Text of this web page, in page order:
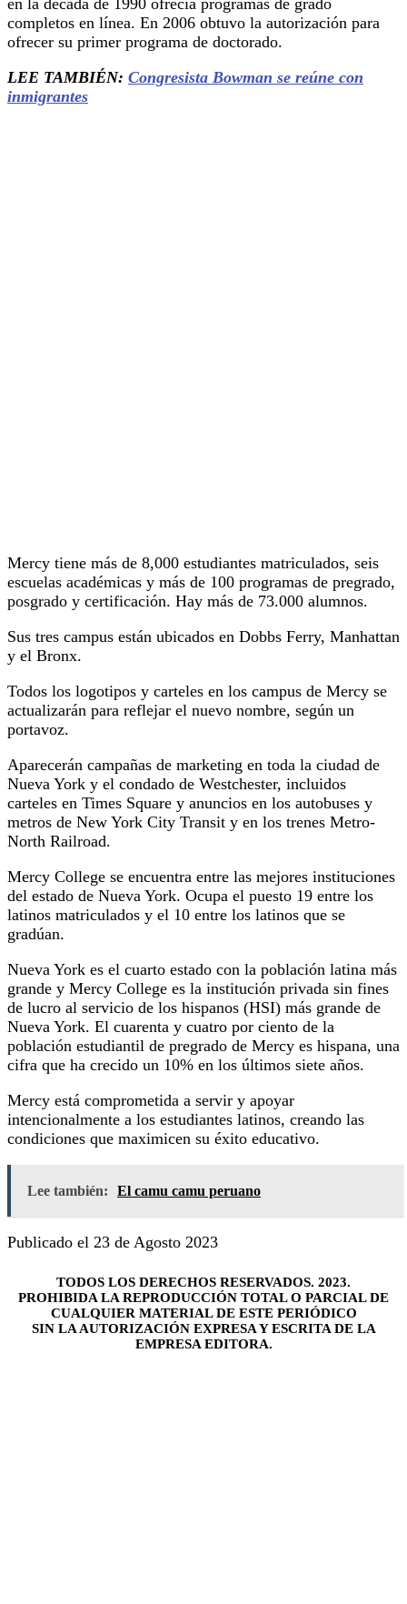
completos en línea. En 2006 obtuvo la autorización para
ofrecer su primer programa de doctorado.
LEE TAMBIÉN: Congresista Bowman se reúne con
inmigrantes
Mercy tiene más de 8,000 estudiantes matriculados, seis
escuelas académicas y más de 100 programas de pregrado,
posgrado y certificación. Hay más de 73.000 alumnos.
Sus tres campus están ubicados en Dobbs Ferry, Manhattan
y el Bronx.
Todos los logotipos y carteles en los campus de Mercy se
actualizarán para reflejar el nuevo nombre, según un
portavoz.
Aparecerán campañas de marketing en toda la ciudad de
Nueva York y el condado de Westchester, incluidos
carteles en Times Square y anuncios en los autobuses y
metros de New York City Transit y en los trenes Metro-
North Railroad.
Mercy College se encuentra entre las mejores instituciones
del estado de Nueva York. Ocupa el puesto 19 entre los
latinos matriculados y el 10 entre los latinos que se
gradúan.
Nueva York es el cuarto estado con la población latina más
grande y Mercy College es la institución privada sin fines
de lucro al servicio de los hispanos (HSI) más grande de
Nueva York. El cuarenta y cuatro por ciento de la
población estudiantil de pregrado de Mercy es hispana, una
cifra que ha crecido un 10% en los últimos siete años.
Mercy está comprometida a servir y apoyar
intencionalmente a los estudiantes latinos, creando las
condiciones que maximicen su éxito educativo.
Lee también: El camu camu peruano
Publicado el 23 de Agosto 2023
TODOS LOS DERECHOS RESERVADOS. 2023.
PROHIBIDA LA REPRODUCCIÓN TOTAL O PARCIAL DE
CUALQUIER MATERIAL DE ESTE PERIÓDICO
SIN LA AUTORIZACIÓN EXPRESA Y ESCRITA DE LA
EMPRESA EDITORA.